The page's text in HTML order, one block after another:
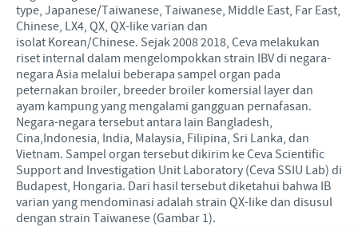
type, Japanese/Taiwanese, Taiwanese, Middle East, Far East,
Chinese, LX4, QX, QX-like varian dan
isolat Korean/Chinese. Sejak 2008 2018, Ceva melakukan
riset internal dalam mengelompokkan strain IBV di negara-
negara Asia melalui beberapa sampel organ pada
peternakan broiler, breeder broiler komersial layer dan
ayam kampung yang mengalami gangguan pernafasan.
Negara-negara tersebut antara lain Bangladesh,
Cina,Indonesia, India, Malaysia, Filipina, Sri Lanka, dan
Vietnam. Sampel organ tersebut dikirim ke Ceva Scientific
Support and Investigation Unit Laboratory (Ceva SSIU Lab) di
Budapest, Hongaria. Dari hasil tersebut diketahui bahwa IB
varian yang mendominasi adalah strain QX-like dan disusul
dengan strain Taiwanese (Gambar 1).